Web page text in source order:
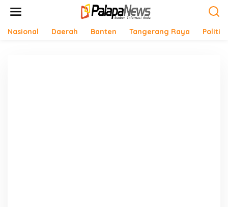
Nasional Daerah Banten Tangerang Raya Politik